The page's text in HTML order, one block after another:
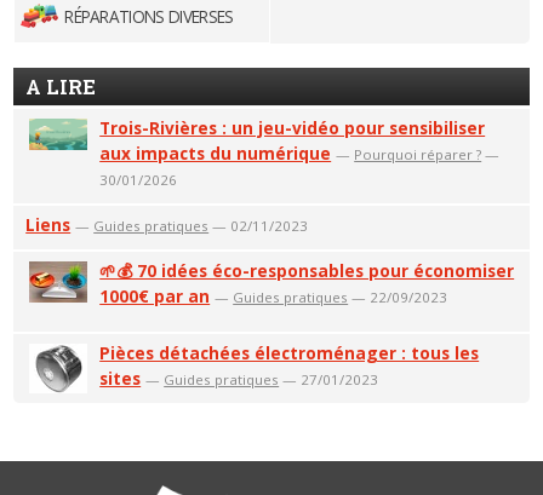
RÉPARATIONS DIVERSES
A LIRE
Trois-Rivières : un jeu-vidéo pour sensibiliser
aux impacts du numérique — Pourquoi réparer ? —
30/01/2026
Liens — Guides pratiques — 02/11/2023
🌱💰 70 idées éco-responsables pour économiser
1000€ par an — Guides pratiques — 22/09/2023
Pièces détachées électroménager : tous les
sites — Guides pratiques — 27/01/2023